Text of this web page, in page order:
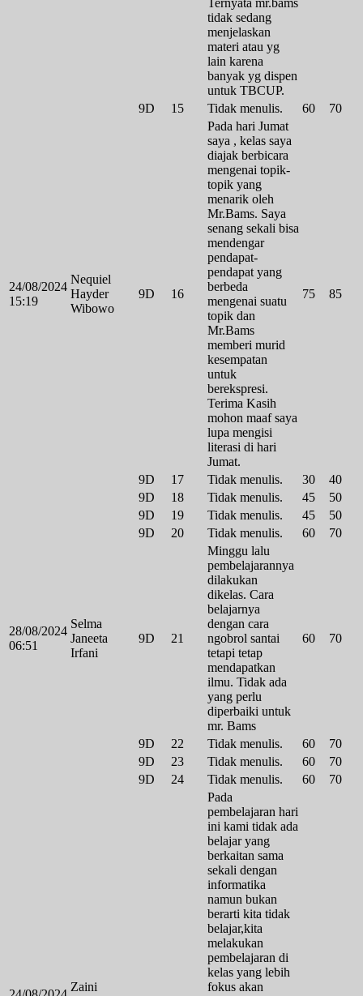
Ternyata mr.bams
tidak sedang
menjelaskan
materi atau yg
lain karena
banyak yg dispen
untuk TBCUP.
9D
15 Tidak menulis. 60 70
24/08/2024
15:19
Nequiel
Hayder
Wibowo
9D 16
Pada hari Jumat
saya , kelas saya
diajak berbicara
mengenai topik-
topik yang
menarik oleh
Mr.Bams. Saya
senang sekali bisa
mendengar
pendapat-
pendapat yang
berbeda
mengenai suatu
topik dan
Mr.Bams
memberi murid
kesempatan
untuk
berekspresi.
Terima Kasih
mohon maaf saya
lupa mengisi
literasi di hari
Jumat.
75 85
9D 17 Tidak menulis. 30
40
9D
18 Tidak menulis. 45
50
9D
19 Tidak menulis. 45
50
9D
20 Tidak menulis. 60 70
28/08/2024
06:51
Selma
Janeeta
Irfani
9D 21
Minggu lalu
pembelajarannya
dilakukan
dikelas. Cara
belajarnya
dengan cara
ngobrol santai
tetapi tetap
mendapatkan
ilmu. Tidak ada
yang perlu
diperbaiki untuk
mr. Bams
60 70
9D 22 Tidak menulis. 60
70
9D
23 Tidak menulis. 60
70
9D
24 Tidak menulis. 60 70
Zaini
Pada
pembelajaran hari
ini kami tidak ada
belajar yang
berkaitan sama
sekali dengan
informatika
namun bukan
berarti kita tidak
belajar,kita
melakukan
pembelajaran di
kelas yang lebih
fokus akan